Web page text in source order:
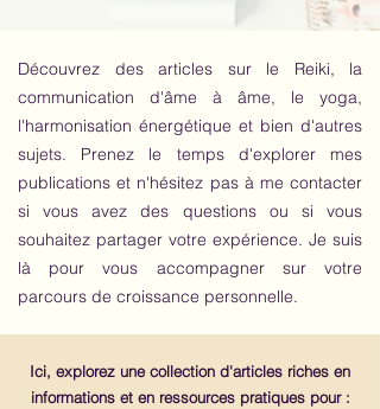
Découvrez des articles sur le Reiki, la
communication d'âme à âme, le yoga,
l'harmonisation énergétique et bien d'autres
sujets. Prenez le temps d'explorer mes
publications et n'hésitez pas à me contacter
si vous avez des questions ou si vous
souhaitez partager votre expérience. Je suis
là pour vous accompagner sur votre
parcours de croissance personnelle.
Ici, explorez une collection d'articles riches en
informations et en ressources pratiques pour :